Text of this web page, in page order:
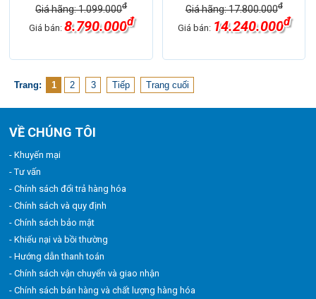
Giá hãng: 1.099.000đ
Giá bán: 8.790.000đ
Giá hãng: 17.800.000đ
Giá bán: 14.240.000đ
Trang: 1 2 3 Tiếp Trang cuối
VỀ CHÚNG TÔI
- Khuyến mại
- Tư vấn
- Chính sách đổi trả hàng hóa
- Chính sách và quy định
- Chính sách bảo mật
- Khiếu nại và bồi thường
- Hướng dẫn thanh toán
- Chính sách vận chuyển và giao nhận
- Chính sách bán hàng và chất lượng hàng hóa